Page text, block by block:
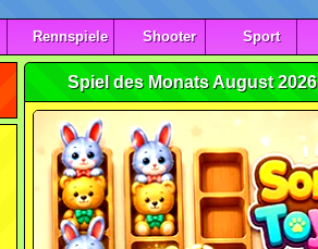
Rennspiele Shooter Sport
Spiel des Monats August 2026